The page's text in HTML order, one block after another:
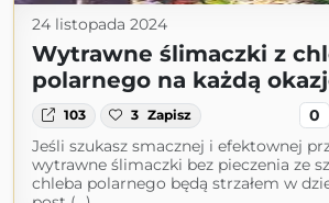
24 listopada 2024
Wytrawne ślimaczki z
polarnego na każdą
103 3 Zapisz 0
Jeśli szukasz smacznej i efektownej
wytrawne ślimaczki bez pieczenia ze
chleba polarnego będą strzałem w